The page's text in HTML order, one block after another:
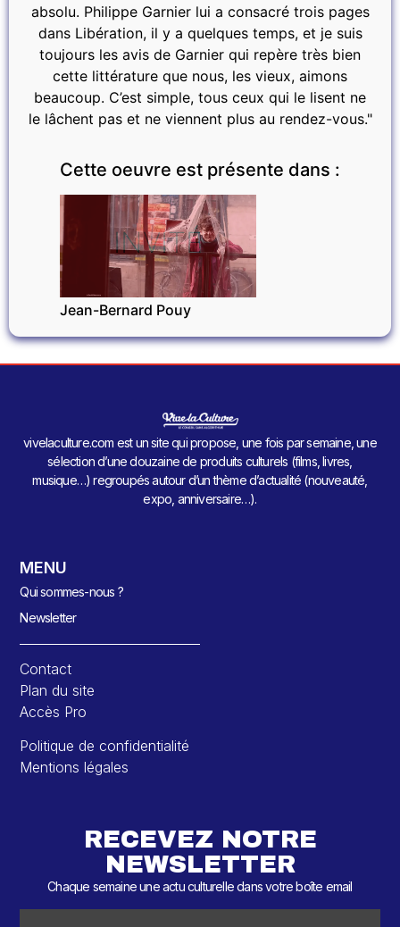
absolu. Philippe Garnier lui a consacré trois pages
dans Libération, il y a quelques temps, et je suis
toujours les avis de Garnier qui repère très bien
cette littérature que nous, les vieux, aimons
beaucoup. C’est simple, tous ceux qui le lisent ne
le lâchent pas et ne viennent plus au rendez-vous."
Cette oeuvre est présente dans :
INVITÉ
Jean-Bernard Pouy
vivelaculture.com est un site qui propose, une fois par semaine, une
sélection d’une douzaine de produits culturels (films, livres,
musique…) regroupés autour d’un thème d’actualité (nouveauté,
expo, anniversaire…).
MENU
Qui sommes-nous ?
Newsletter
Contact
Plan du site
Accès Pro
Politique de confidentialité
Mentions légales
RECEVEZ NOTRE
NEWSLETTER
Chaque semaine une actu culturelle dans votre boîte email